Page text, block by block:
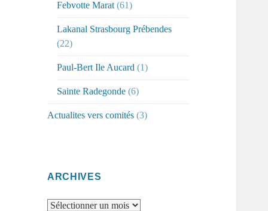
Febvotte Marat (61)
Lakanal Strasbourg Prébendes
(22)
Paul-Bert Ile Aucard (1)
Sainte Radegonde (6)
Actualites vers comités (3)
ARCHIVES
Archives